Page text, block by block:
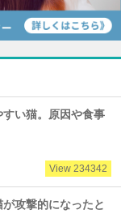
い猫。原因や食事
View 234342
攻撃的になったと